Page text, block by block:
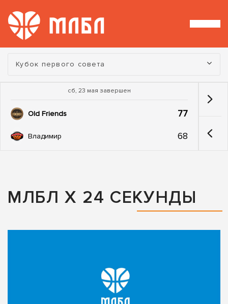
Турнир:
Кубок первого совета
сб, 23 мая завершен
Old Friends 77
Владимир 68
МЛБЛ Х 24 СЕКУНДЫ